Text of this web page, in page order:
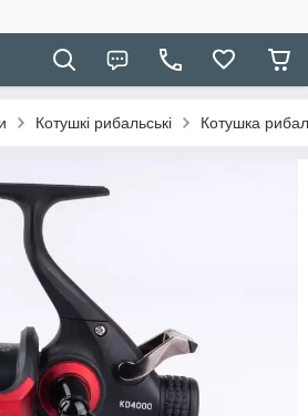
Котушкі рибальські Котушка